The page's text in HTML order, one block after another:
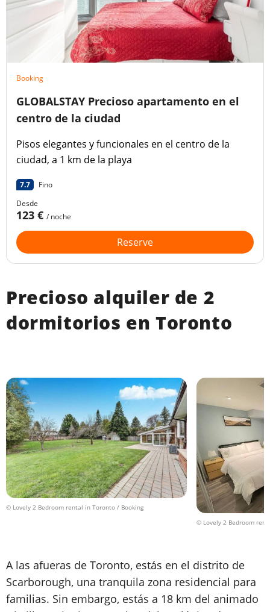
Booking
GLOBALSTAY Precioso apartamento en el
centro de la ciudad
Pisos elegantes y funcionales en el centro de la
ciudad, a 1 km de la playa
7.7
Fino
Desde
123 € / noche
Reserve
Precioso alquiler de 2
dormitorios en Toronto
© Lovely 2 Bedroom rental in Toronto / Booking
© Lovely 2 Bedroom
A las afueras de Toronto, estás en el distrito de
Scarborough, una tranquila zona residencial para
familias. Sin embargo, estás a 18 km del animado